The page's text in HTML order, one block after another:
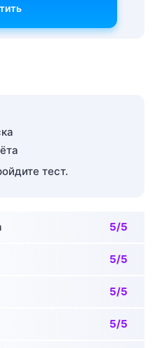
тест.
5/5
5/5
5/5
5/5